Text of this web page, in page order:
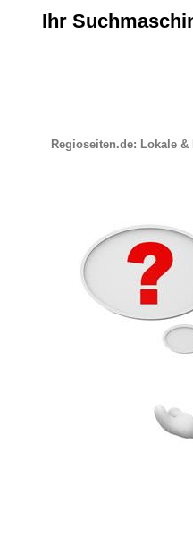
Ihr
Regioseiten.de: Lokale